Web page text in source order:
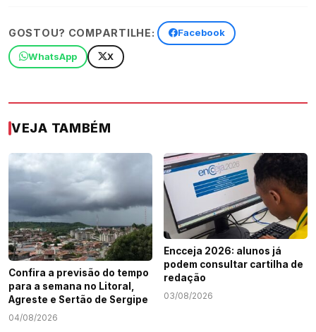
GOSTOU? COMPARTILHE: Facebook
WhatsApp X
VEJA TAMBÉM
Confira a previsão do tempo
para a semana no Litoral,
Agreste e Sertão de Sergipe
04/08/2026
Encceja 2026: alunos já
podem consultar cartilha de
redação
03/08/2026